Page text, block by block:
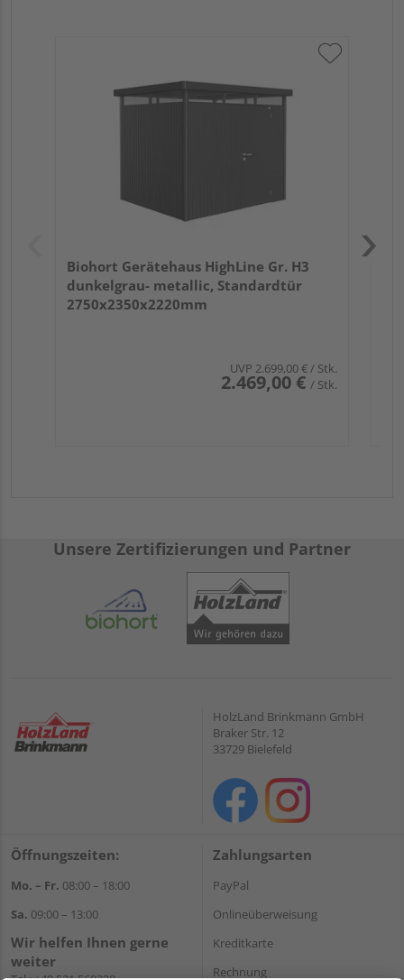
Biohort Gerätehaus HighLine Gr. H3
dunkelgrau- metallic, Standardtür
2750x2350x2220mm
UVP 2.699,00 €/ Stk.
2.469,00 € / Stk.
Unsere Zertifizierungen und Partner
HolzLand Brinkmann GmbH
Braker Str. 12
33729 Bielefeld
Öffnungszeiten:
Mo. – Fr. 08:00 – 18:00
Sa. 09:00 – 13:00
Wir helfen Ihnen gerne
weiter
Zahlungsarten
PayPal
Onlineüberweisung
Kreditkarte
Rechnung